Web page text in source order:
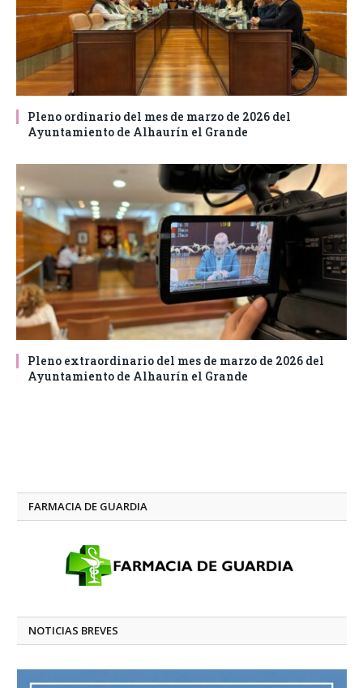
Pleno ordinario del mes de marzo de 2026 del
Ayuntamiento de Alhaurín el Grande
Pleno extraordinario del mes de marzo de 2026 del
Ayuntamiento de Alhaurín el Grande
FARMACIA DE GUARDIA
NOTICIAS BREVES